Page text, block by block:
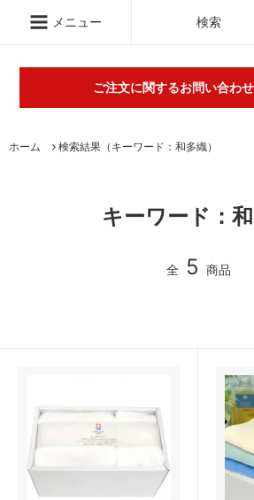
ご注文に関するお問い合わ
関するご不明な点は（
＞お問い合わせフォ
メニュー 検索
ホーム 検索結果（キーワード：和多織）
キーワード：
全 5 商品